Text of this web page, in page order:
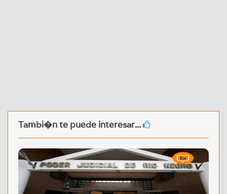
Tambi�n te puede interesar...